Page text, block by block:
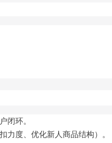
闭环。
力度、优化新人商品结构）。